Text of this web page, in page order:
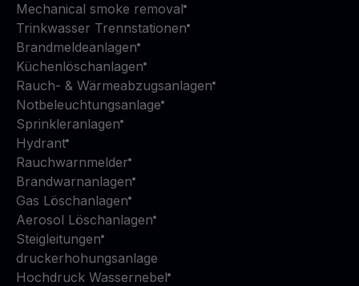
Mechanical smoke removal
Trinkwasser Trennstationen
Brandmeldeanlagen
Küchenlöschanlagen
Rauch- & Wärmeabzugsanlagen
Notbeleuchtungsanlage
Sprinkleranlagen
Hydrant
Rauchwarnmelder
Brandwarnanlagen
Gas Löschanlagen
Aerosol Löschanlagen
Steigleitungen
druckerhohungsanlage
Hochdruck Wassernebel